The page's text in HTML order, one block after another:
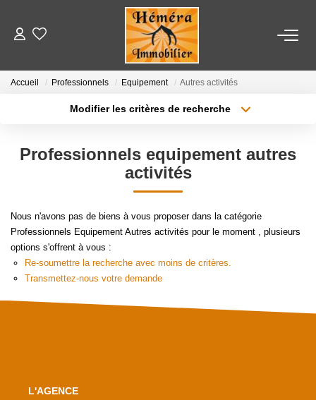
LOCATIONS
VENTES
ESTIMATION
Nos Partenaires
CONTACT
Accueil Professionnels Equipement Autres activités
Modifier les critères de recherche
Budget max
Professionnels equipement autres
activités
Nous n'avons pas de biens à vous proposer dans la catégorie
Professionnels Equipement Autres activités pour le moment , plusieurs
options s'offrent à vous :
Re-soumettre la recherche avec moins de critères.
Transmettez-nous votre demande
L'AGENCE